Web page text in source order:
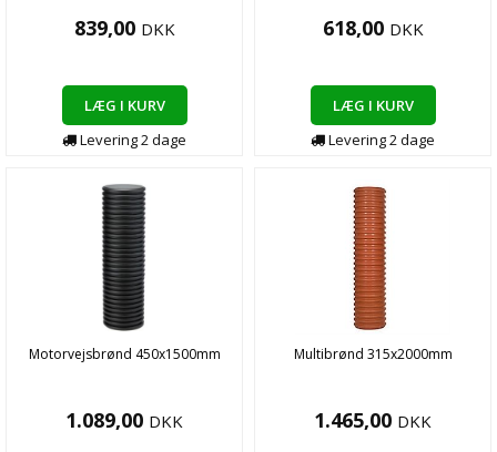
839,00 DKK
LÆG I KURV
Levering2dage
618,00 DKK
LÆG I KURV
Levering2dage
Motorvejsbrønd 450x1500mm
1.089,00 DKK
Multibrønd 315x2000mm
1.465,00 DKK